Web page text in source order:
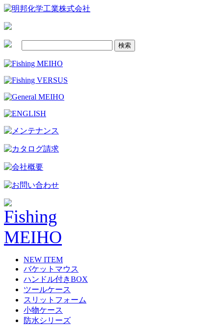
NEW ITEM
バケットマウス
ハンドル付きBOX
ツールケース
スリットフォーム
小物ケース
防水シリーズ